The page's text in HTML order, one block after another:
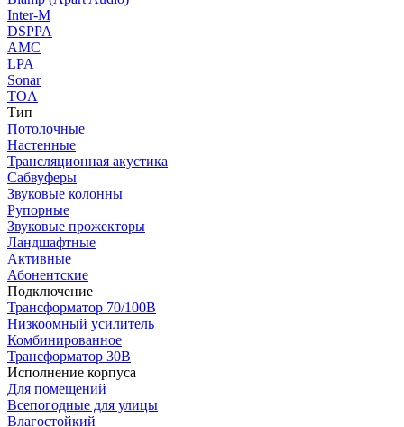
Inter-M
DSPPA
AMC
LPA
Sonar
TOA
Тип
Потолочные
Настенные
Трансляционная акустика
Сабвуферы
Звуковые колонны
Рупорные
Звуковые прожекторы
Ландшафтные
Активные
Абонентские
Подключение
Трансформатор 70/100В
Низкоомный усилитель
Комбинированное
Трансформатор 30В
Исполнение корпуса
Для помещений
Всепогодные для улицы
Влагостойкий